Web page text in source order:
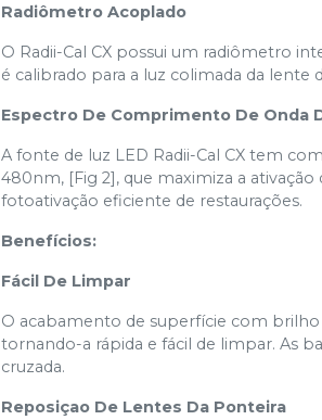
Radiômetro Acoplado
O Radii-Cal CX possui um radiômetro
é calibrado para a luz colimada da lente
Espectro De Comprimento De Onda
A fonte de luz LED Radii-Cal CX tem
480nm, [Fig 2], que maximiza a
fotoativação eficiente de restaurações.
Benefícios:
Fácil De Limpar
O acabamento de superfície com
tornando-a rápida e fácil de limpar. As
cruzada.
Reposiçao De Lentes Da Ponteira